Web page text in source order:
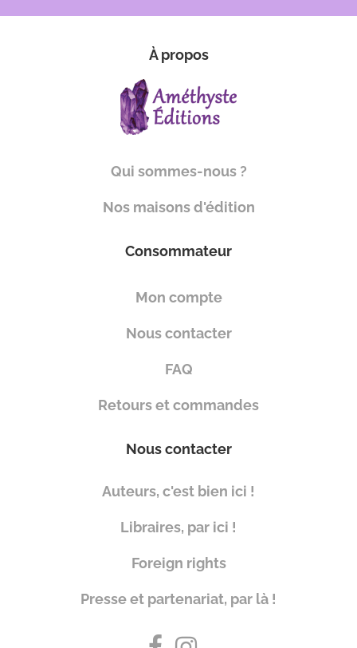
À propos
Qui sommes-nous ?
Nos maisons d'édition
Consommateur
Mon compte
Nous contacter
FAQ
Retours et commandes
Nous contacter
Auteurs, c'est bien ici !
Libraires, par ici !
Foreign rights
Presse et partenariat, par là !